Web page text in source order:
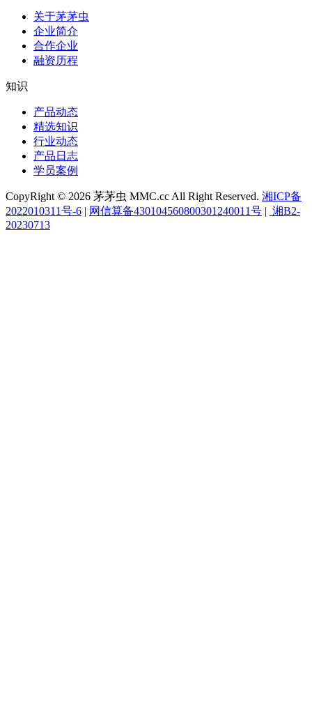
关于茅茅虫
企业简介
合作企业
融资历程
知识
产品动态
精选知识
行业动态
产品日志
学员案例
CopyRight © 2026 茅茅虫 MMC.cc All Right Reserved. 湘ICP备
2022010311号-6 | 网信算备430104560800301240011号 | 湘B2-
20230713